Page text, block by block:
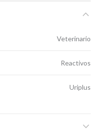
Veterinario
Reactivos
Uriplus